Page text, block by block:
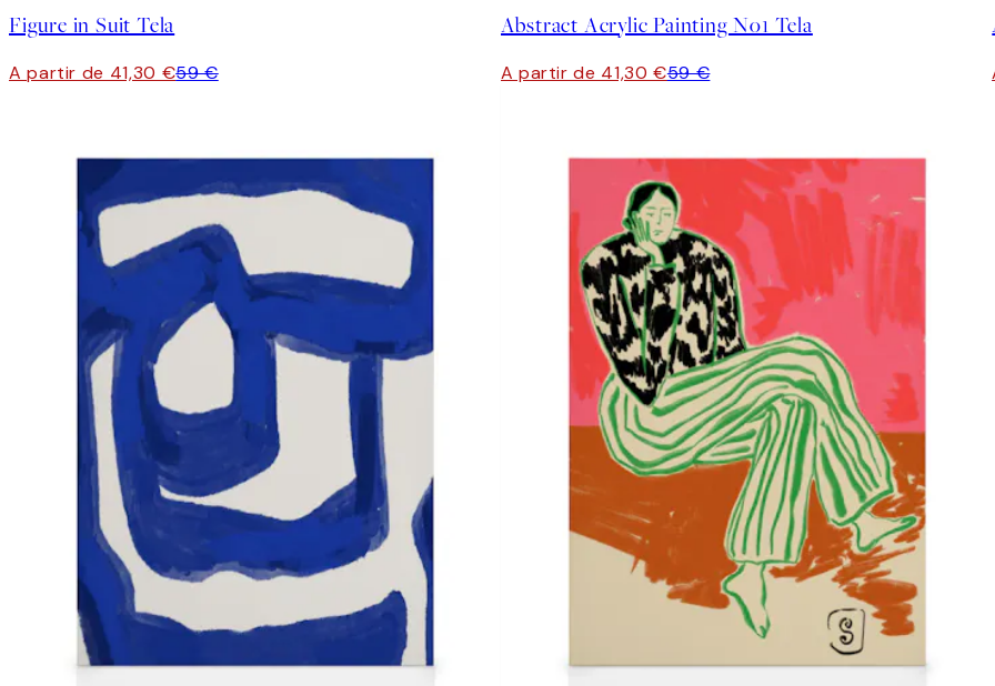
Figure in Suit Tela
A partir de 41,30 €59 €
Abstract Acrylic Painting No1 Tela
A partir de 41,30 €59 €